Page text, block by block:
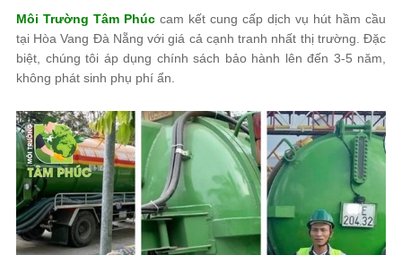
Môi Trường Tâm Phúc cam kết cung cấp dịch vụ hút hầm cầu
tại Hòa Vang Đà Nẵng với giá cả cạnh tranh nhất thị trường. Đặc
biệt, chúng tôi áp dụng chính sách bảo hành lên đến 3-5 năm,
không phát sinh phụ phí ẩn.